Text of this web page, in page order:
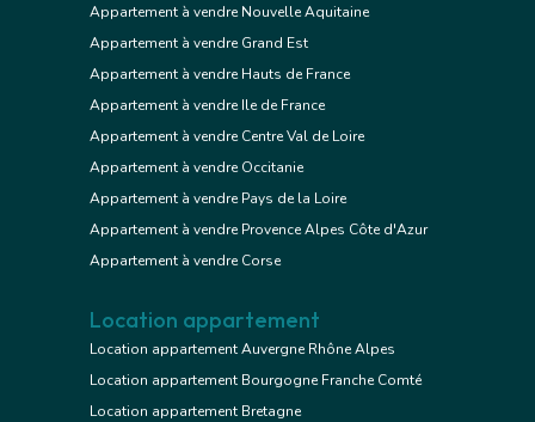
Appartement à vendre Nouvelle Aquitaine
Appartement à vendre Grand Est
Appartement à vendre Hauts de France
Appartement à vendre Ile de France
Appartement à vendre Centre Val de Loire
Appartement à vendre Occitanie
Appartement à vendre Pays de la Loire
Appartement à vendre Provence Alpes Côte d'Azur
Appartement à vendre Corse
Location appartement
Location appartement Auvergne Rhône Alpes
Location appartement Bourgogne Franche Comté
Location appartement Bretagne